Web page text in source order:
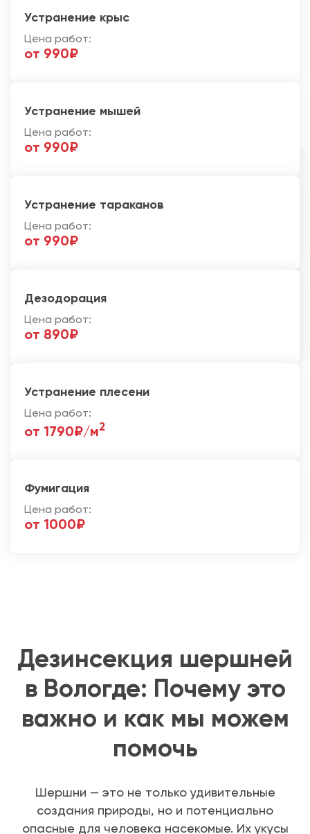
Устранение крыс
Цена работ:
от 990₽
Устранение мышей
Цена работ:
от 990₽
Устранение тараканов
Цена работ:
от 990₽
Дезодорация
Цена работ:
от 890₽
Устранение плесени
Цена работ:
от 1790₽/м2
Фумигация
Цена работ:
от 1000₽
Дезинсекция шершней
в Вологде: Почему это
важно и как мы можем
помочь
Шершни — это не только удивительные
создания природы, но и потенциально
опасные для человека насекомые. Их укусы